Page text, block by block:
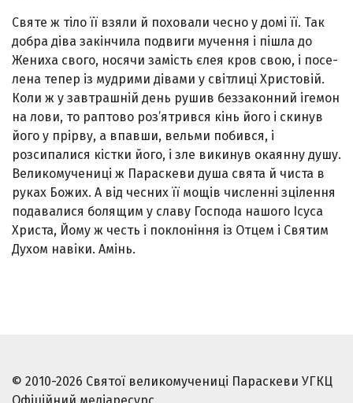
Святе ж тіло її взяли й поховали чесно у домі її. Так
добра діва закінчила подвиги мучення і пішла до
Жениха свого, носячи замість єлея кров свою, і посе­
лена тепер із мудрими дівами у світлиці Христовій.
Ко­ли ж у завтрашній день рушив беззаконний ігемон
на лови, то раптово роз’ятрився кінь його і скинув
його у прірву, а впавши, вельми побився, і
розсипалися кістки його, і зле викинув окаянну душу.
Великомучениці ж Параскеви душа свята й чиста в
руках Божих. А від чесних її мощів численні зцілення
подавалися болящим у славу Господа нашого Ісуса
Христа, Йому ж честь і поклоніння із Отцем і Святим
Духом навіки. Амінь.
© 2010-2026 Святої великомучениці Параскеви УГКЦ